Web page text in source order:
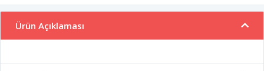
Ürün Açıklaması